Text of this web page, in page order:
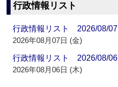
行政情報リスト
行政情報リスト 2026/08/07
2026年08月07日 (金)
行政情報リスト 2026/08/06
2026年08月06日 (木)